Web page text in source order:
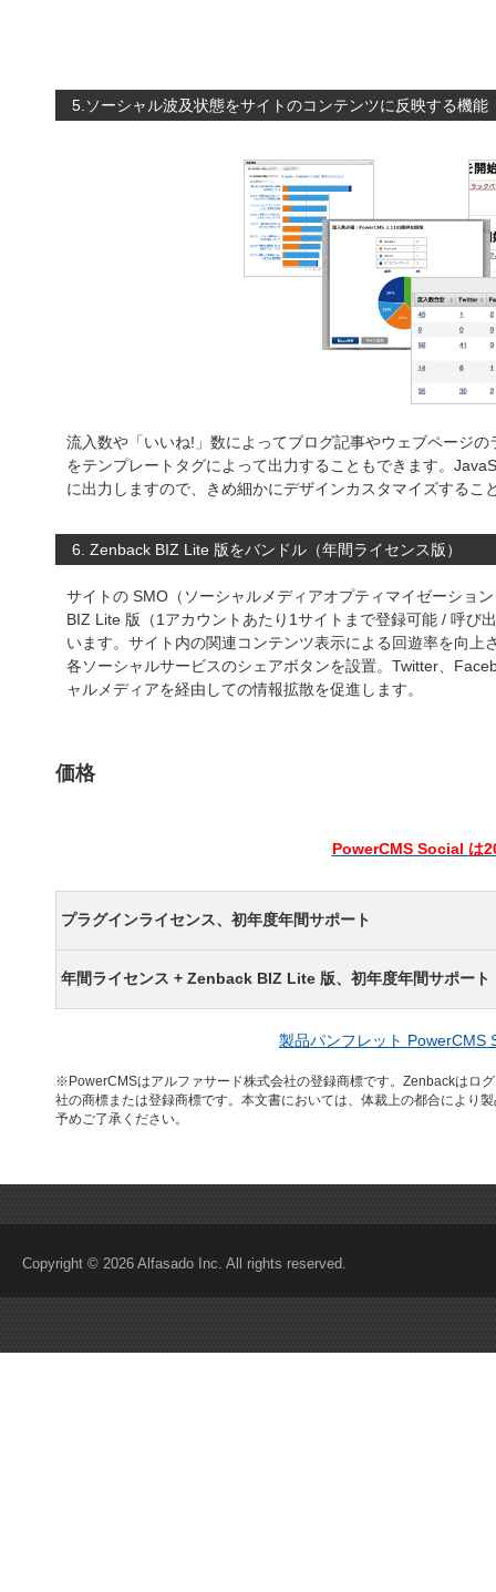
5.ソーシャル波及状態をサイトのコンテンツに反映する機能
流入数や「いいね!」数によってブログ記事やウェブページ
をテンプレートタグによって出力することもできます。
に出力しますので、きめ細かにデザインカスタマイズする
6. Zenback BIZ Lite 版をバンドル（年間ライセンス版）
サイトの SMO（ソーシャルメディアオプティマイゼーショ
BIZ Lite 版（1アカウントあたり1サイトまで登録可能 / 呼び
います。サイト内の関連コンテンツ表示による回遊率を向上
各ソーシャルサービスのシェアボタンを設置。Twitter、
ャルメディアを経由しての情報拡散を促進します。
価格
PowerCMS Social は
プラグインライセンス、初年度年間サポート
年間ライセンス + Zenback BIZ Lite 版、初年度年間サポート
製品パンフレット PowerCMS
※PowerCMSはアルファサード株式会社の登録商標です。Zenbackはロ
社の商標または登録商標です。本文書においては、体裁上の都合により
予めご了承ください。
Copyright © 2026 Alfasado Inc. All rights reserved.